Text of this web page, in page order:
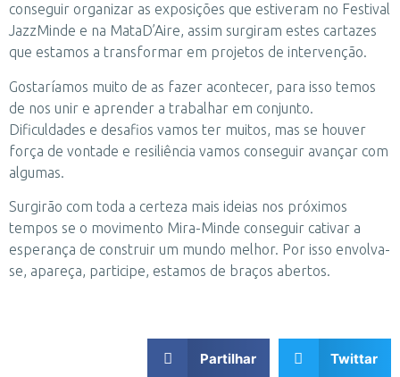
conseguir organizar as exposições que estiveram no Festival
JazzMinde e na MataD’Aire, assim surgiram estes cartazes
que estamos a transformar em projetos de intervenção.
Gostaríamos muito de as fazer acontecer, para isso temos
de nos unir e aprender a trabalhar em conjunto.
Dificuldades e desafios vamos ter muitos, mas se houver
força de vontade e resiliência vamos conseguir avançar com
algumas.
Surgirão com toda a certeza mais ideias nos próximos
tempos se o movimento Mira-Minde conseguir cativar a
esperança de construir um mundo melhor. Por isso envolva-
se, apareça, participe, estamos de braços abertos.
Partilhar Twittar